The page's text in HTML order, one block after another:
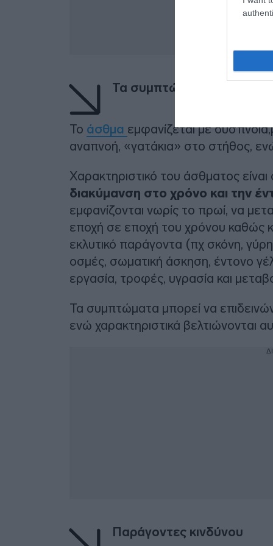
Τα συμπτώματα και οι
Το άσθμα εμφανίζεται με
αναπνοή, «γατάκια» στο στήθος,
Χαρακτηριστικό του άσθματος είναι
διακύμανση στο χρόνο και την
εμφανίζονται νωρίς το πρωί, να
εποχή σε εποχή του χρόνου καθώς
εκλυτικό παράγοντα (πχ σκόνη,
οσμές, σωματική άσκηση, έντονο
εργασία, τροφές, υγρασία και
Τα συμπτώματα μπορεί να
ενώ χαρακτηριστικά βελτιώνονται
Παράγοντες κινδύνου